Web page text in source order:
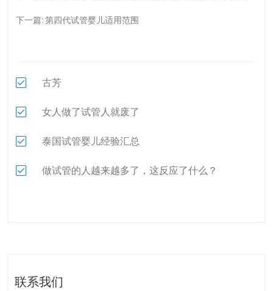
下一篇:第四代试管婴儿适用范围
古芳
女人做了试管人就废了
泰国试管婴儿经验汇总
做试管的人越来越多了，这反应了什么？
联系我们